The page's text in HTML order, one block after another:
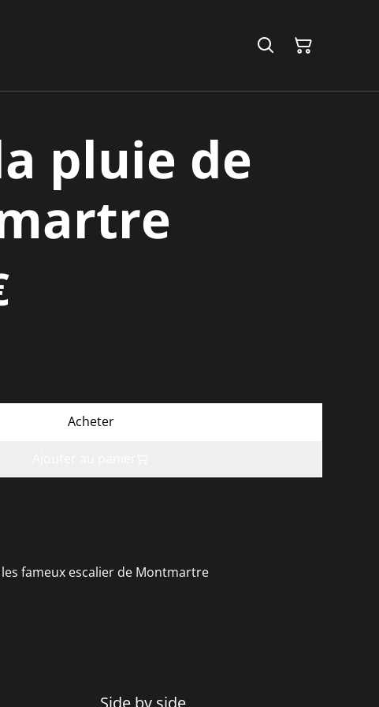
pluie de
Acheter
fameux escalier de Montmartre
Side by side